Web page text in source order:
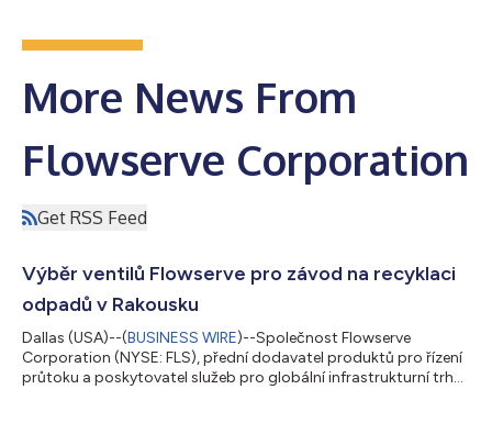
More News From
Flowserve Corporation
Get RSS Feed
Výběr ventilů Flowserve pro závod na recyklaci
odpadů v Rakousku
Dallas (USA)--(BUSINESS WIRE)--Společnost Flowserve
Corporation (NYSE: FLS), přední dodavatel produktů pro řízení
průtoku a poskytovatel služeb pro globální infrastrukturní trhy,